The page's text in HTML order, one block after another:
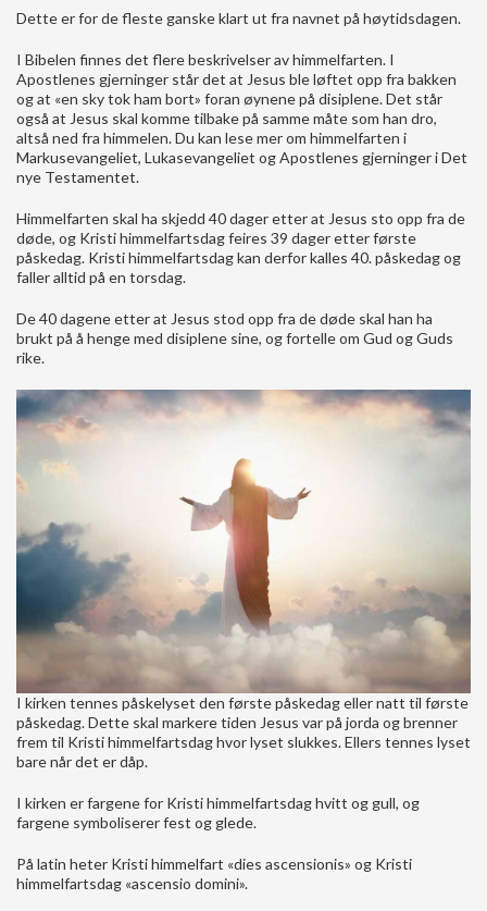
Dette er for de fleste ganske klart ut fra navnet på høytidsdagen.
I Bibelen finnes det flere beskrivelser av himmelfarten. I
Apostlenes gjerninger står det at Jesus ble løftet opp fra bakken
og at «en sky tok ham bort» foran øynene på disiplene. Det står
også at Jesus skal komme tilbake på samme måte som han dro,
altså ned fra himmelen. Du kan lese mer om himmelfarten i
Markusevangeliet, Lukasevangeliet og Apostlenes gjerninger i Det
nye Testamentet.
Himmelfarten skal ha skjedd 40 dager etter at Jesus sto opp fra de
døde, og Kristi himmelfartsdag feires 39 dager etter første
påskedag. Kristi himmelfartsdag kan derfor kalles 40. påskedag og
faller alltid på en torsdag.
De 40 dagene etter at Jesus stod opp fra de døde skal han ha
brukt på å henge med disiplene sine, og fortelle om Gud og Guds
rike.
I kirken tennes påskelyset den første påskedag eller natt til første
påskedag. Dette skal markere tiden Jesus var på jorda og brenner
frem til Kristi himmelfartsdag hvor lyset slukkes. Ellers tennes lyset
bare når det er dåp.
I kirken er fargene for Kristi himmelfartsdag hvitt og gull, og
fargene symboliserer fest og glede.
På latin heter Kristi himmelfart «dies ascensionis» og Kristi
himmelfartsdag «ascensio domini».